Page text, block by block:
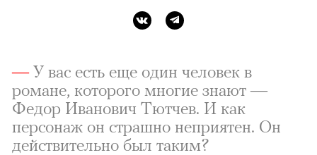
—У вас есть еще один человек в
романе, которого многие знают —
Федор Иванович Тютчев. И как
персонаж он страшно неприятен. Он
действительно был таким?